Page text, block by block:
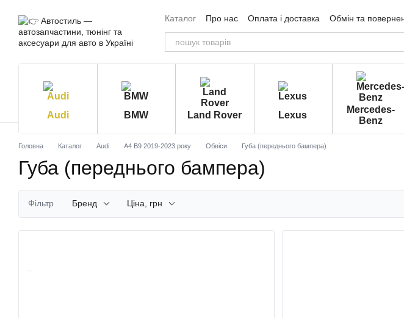
Каталог
Про нас Оплата і доставка Обмін та
Угода користувача
Відгуки про магазин
Audi BMW Land Rover Lexus
Mercedes-
Benz
Головна Каталог Audi A4 B9 2019-2023 року Обвіси Губа (переднього бампера)
Губа (переднього бампера)
Фільтр Бренд Ціна, грн